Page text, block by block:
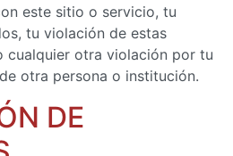
este sitio o servicio, tu
tu violación de estas
cualquier otra violación por tu
otra persona o institución.
DE